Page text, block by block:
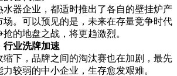
器企业，都适时推出了各自的壁挂炉产
场。可以预见的是，未来在存量竞争时代
的地盘之战，将更趋激烈。
业洗牌加速
下，品牌之间的淘汰赛也在加剧，最先
较弱的中小企业，生存愈发艰难。